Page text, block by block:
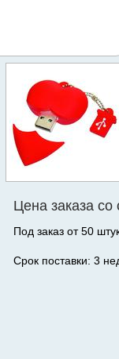
Цена заказа со
Под заказ от 50
Срок поставки: 3